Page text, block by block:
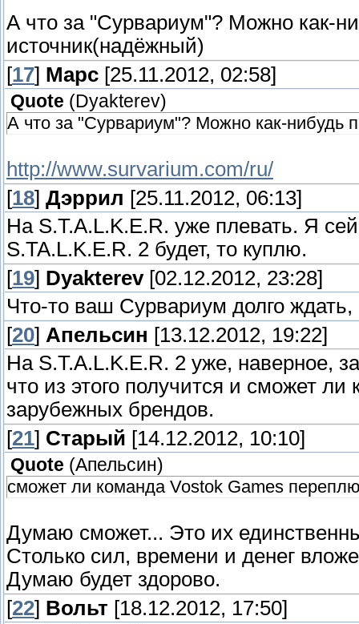
А что за "Сурвариум"? Можно как-
источник(надёжный)
[17] Марс [25.11.2012, 02:58]
Quote ( Dyakterev)
А что за "Сурвариум"? Можно как-нибудь
http://www.survarium.com/ru/
[18] Дэррил [25.11.2012, 06:13]
На S.T.A.L.K.E.R. уже плевать. Я
S.TA.L.K.E.R. 2 будет, то куплю.
[19] Dyakterev[02.12.2012, 23:28]
Что-то ваш Сурвариум долго
[20] Апельсин [13.12.2012, 19:22]
На S.T.A.L.K.E.R. 2 уже, наверное,
что из этого получится и сможет
зарубежных брендов.
[21] Старый [14.12.2012, 10:10]
Quote (Апельсин)
сможет ли команда Vostok Games
Думаю сможет... Это их
Столько сил, времени и денег
Думаю будет здорово.
[22] Вольт [18.12.2012, 17:50]